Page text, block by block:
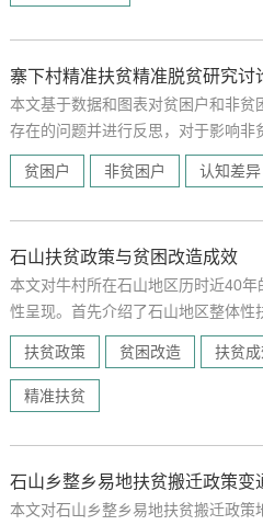
本文基于数据和图表对贫困户和非贫
存在的问题并进行反思，对于影响非
非贫困户与贫困户群体间认知差异的
贫困户
非贫困户 认知差异
石山扶贫政策与贫困改造成效
本文对牛村所在石山地区历时近40
性呈现。首先介绍了石山地区整体性
发情况；其次阐述石山乡扶贫历程与
脱贫发展历程。
扶贫政策 贫困改造 扶贫
精准扶贫
石山乡整乡易地扶贫搬迁政策变
本文对石山乡整乡易地扶贫搬迁政策